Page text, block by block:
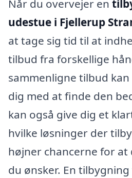
Når du overvejer en
udestue i Fjellerup
at tage sig tid til at
tilbud fra forskellige
sammenligne tilbud
dig med at finde den
kan også give dig et
hvilke løsninger der
højner chancerne for
du ønsker. En